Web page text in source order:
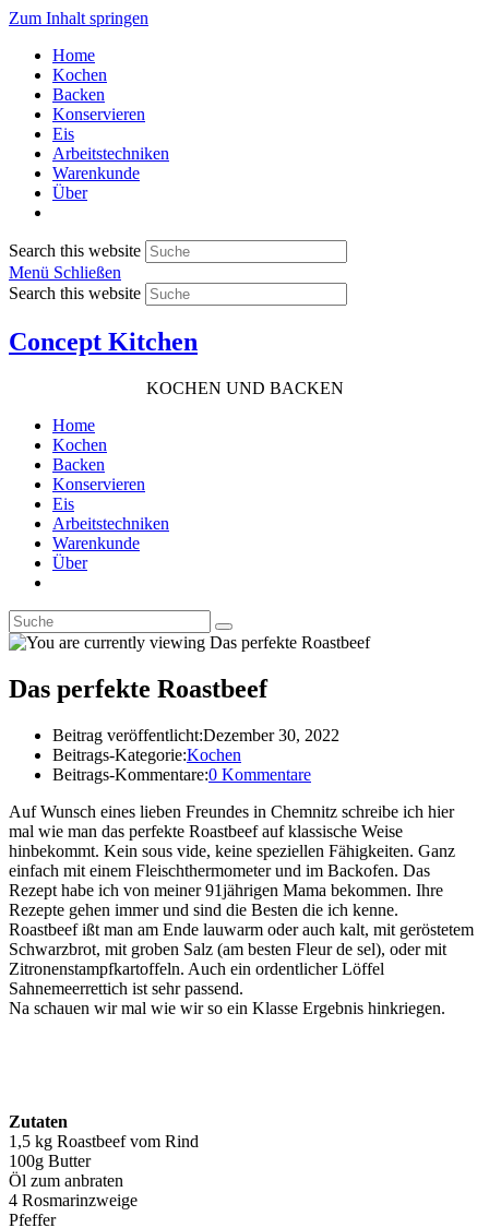
Zum Inhalt springen
Home
Kochen
Backen
Konservieren
Eis
Arbeitstechniken
Warenkunde
Über
Search this website
Menü Schließen
Search this website
Concept Kitchen
KOCHEN UND BACKEN
Home
Kochen
Backen
Konservieren
Eis
Arbeitstechniken
Warenkunde
Über
Das perfekte Roastbeef
Beitrag veröffentlicht:Dezember 30, 2022
Beitrags-Kategorie:Kochen
Beitrags-Kommentare:0 Kommentare
Auf Wunsch eines lieben Freundes in Chemnitz schreibe ich hier
mal wie man das perfekte Roastbeef auf klassische Weise
hinbekommt. Kein sous vide, keine speziellen Fähigkeiten. Ganz
einfach mit einem Fleischthermometer und im Backofen. Das
Rezept habe ich von meiner 91jährigen Mama bekommen. Ihre
Rezepte gehen immer und sind die Besten die ich kenne.
Roastbeef ißt man am Ende lauwarm oder auch kalt, mit geröstetem
Schwarzbrot, mit groben Salz (am besten Fleur de sel), oder mit
Zitronenstampfkartoffeln. Auch ein ordentlicher Löffel
Sahnemeerrettich ist sehr passend.
Na schauen wir mal wie wir so ein Klasse Ergebnis hinkriegen.
Zutaten
1,5 kg Roastbeef vom Rind
100g Butter
Öl zum anbraten
4 Rosmarinzweige
Pfeffer